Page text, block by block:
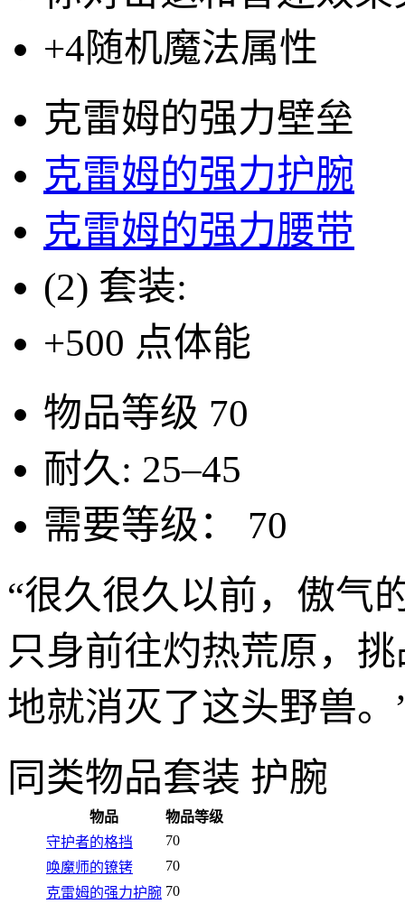
+4随机魔法属性
克雷姆的强力壁垒
克雷姆的强力护腕
克雷姆的强力腰带
(2) 套装:
+500 点体能
物品等级 70
耐久: 25–45
需要等级：
70
“很久很久以前，傲气
只身前往灼热荒原，
地就消灭了这头野兽
同类物品套装 护腕
物品
物品等级
守护者的格挡
70
唤魔师的镣铐
70
克雷姆的强力护腕 70